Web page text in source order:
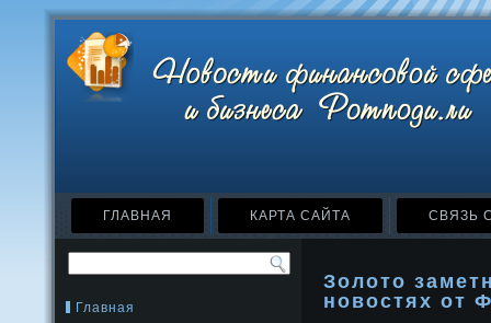
ГЛАВНАЯ КАРТА САЙТА СВЯЗЬ
Главная
Золото
новостях от